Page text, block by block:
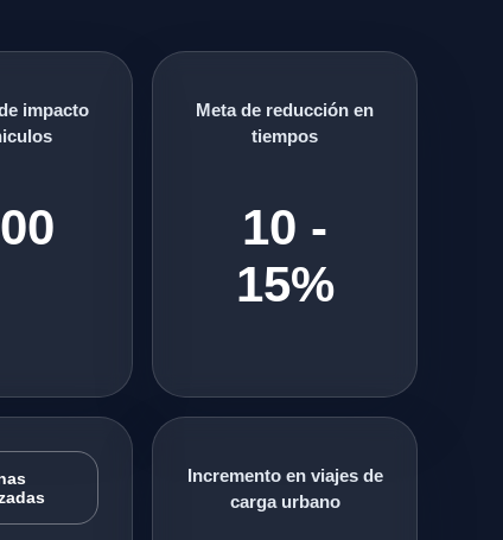
impacto
Meta de reducción en
tiempos
10 -
15%
Incremento en viajes de
carga urbano